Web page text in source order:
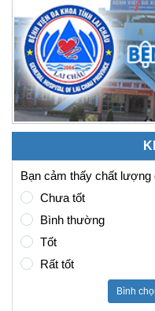
Bạn cảm thấy chất lượng
Chưa tốt
Bình thường
Tốt
Rất tốt
Bình